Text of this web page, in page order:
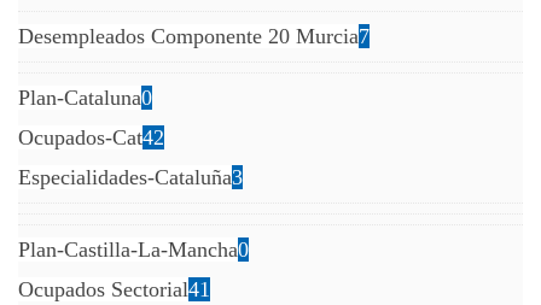
Desempleados Componente 20 Murcia7
Plan-Cataluna0
Ocupados-Cat42
Especialidades-Cataluña3
Plan-Castilla-La-Mancha0
Ocupados Sectorial41